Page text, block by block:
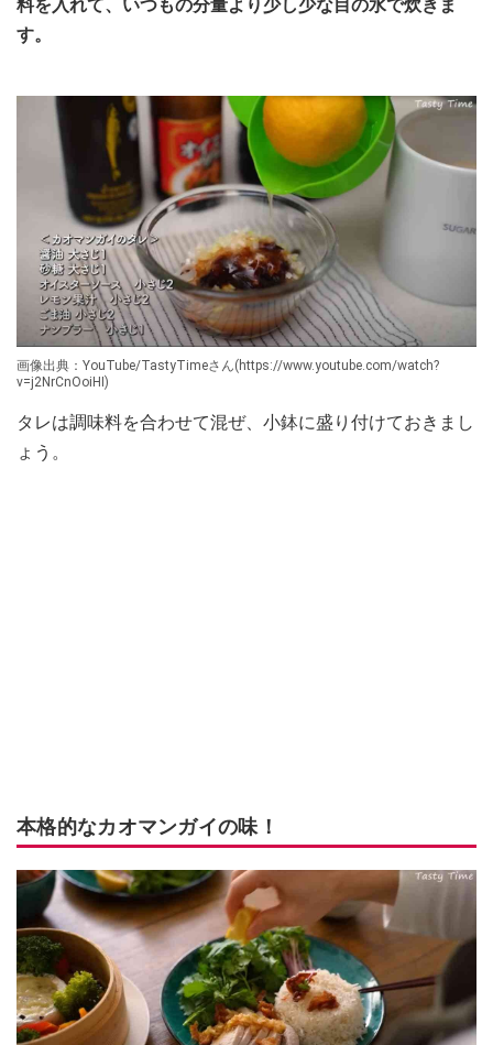
料を入れて、いつもの分量より少し少な目の水で炊きま
す。
画像出典：YouTube/TastyTimeさん(https://www.youtube.com/watch?
v=j2NrCnOoiHI)
タレは調味料を合わせて混ぜ、小鉢に盛り付けておきまし
ょう。
本格的なカオマンガイの味！